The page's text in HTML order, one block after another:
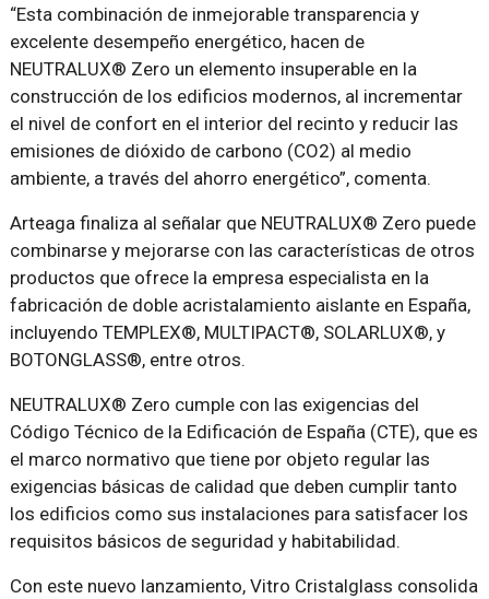
“Esta combinación de inmejorable transparencia y
excelente desempeño energético, hacen de
NEUTRALUX® Zero un elemento insuperable en la
construcción de los edificios modernos, al incrementar
el nivel de confort en el interior del recinto y reducir las
emisiones de dióxido de carbono (CO2) al medio
ambiente, a través del ahorro energético”, comenta.
Arteaga finaliza al señalar que NEUTRALUX® Zero puede
combinarse y mejorarse con las características de otros
productos que ofrece la empresa especialista en la
fabricación de doble acristalamiento aislante en España,
incluyendo TEMPLEX®, MULTIPACT®, SOLARLUX®, y
BOTONGLASS®, entre otros.
NEUTRALUX® Zero cumple con las exigencias del
Código Técnico de la Edificación de España (CTE), que es
el marco normativo que tiene por objeto regular las
exigencias básicas de calidad que deben cumplir tanto
los edificios como sus instalaciones para satisfacer los
requisitos básicos de seguridad y habitabilidad.
Con este nuevo lanzamiento, Vitro Cristalglass consolida